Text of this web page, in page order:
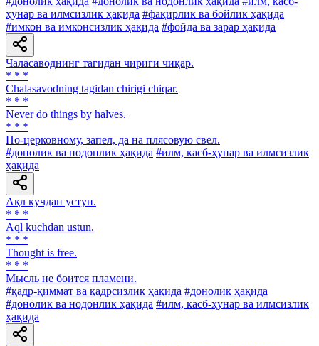
ҳунар ва илмсизлик ҳақида #фақирлик ва бойлик ҳақида
#имкон ва имконсизлик ҳақида #фойда ва зарар ҳақида
Чаласаводнинг тагидан чириги чиқар.
* * *
Chalasavodning tagidan chirigi chiqar.
* * *
Never do things by halves.
* * *
По-церковному, запел, да на плясовую свел.
#донолик ва нодонлик ҳақида #илм, касб-ҳунар ва илмсизлик
ҳақида
Ақл кучдан устун.
* * *
Aql kuchdan ustun.
* * *
Thought is free.
* * *
Мысль не боится пламени.
#қадр-қиммат ва қадрсизлик ҳақида #донолик ҳақида
#донолик ва нодонлик ҳақида #илм, касб-ҳунар ва илмсизлик
ҳақида